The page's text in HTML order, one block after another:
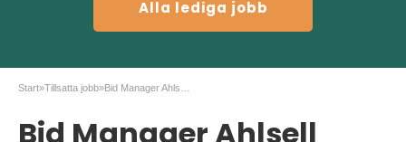
Alla lediga jobb
Start»Tillsatta jobb»
Bid Manager Ahlsell